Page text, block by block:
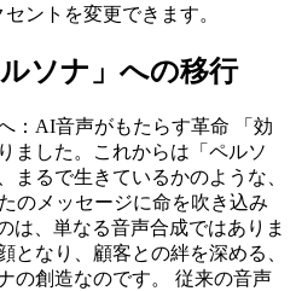
ントを変更できます。
ソナ」への移行
：AI音声がもたらす革命 「効
ました。これからは「ペルソ
まるで生きているかのような、
のメッセージに命を吹き込み
は、単なる音声合成ではありま
となり、顧客との絆を深める、
の創造なのです。 従来の音声